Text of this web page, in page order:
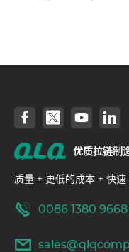
优质拉链制
质量 + 更低的成本 + 快
0086 1380